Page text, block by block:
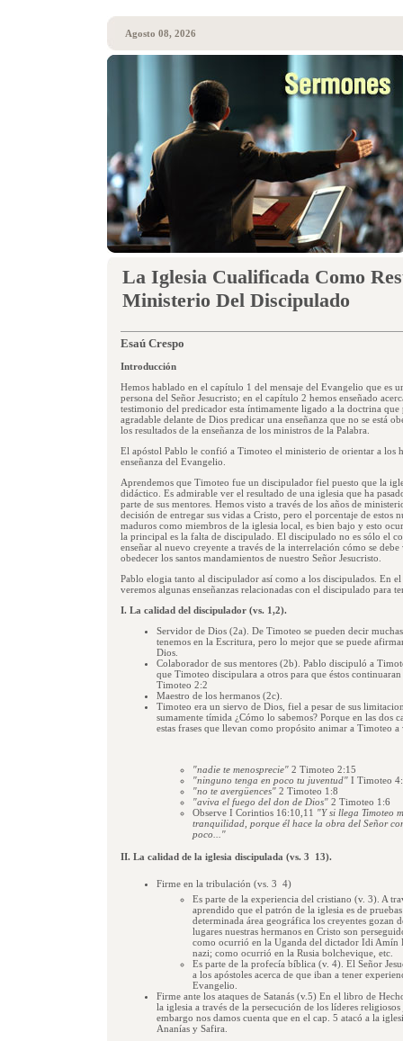
Agosto 08, 2026
La Iglesia Cualificada Como
Ministerio Del Discipulado
Esaú Crespo
Introducción
Hemos hablado en el capítulo 1 del mensaje del Evangelio que es
persona del Señor Jesucristo; en el capítulo 2 hemos enseñado
testimonio del predicador esta íntimamente ligado a la doctrina
agradable delante de Dios predicar una enseñanza que no se está
los resultados de la enseñanza de los ministros de la Palabra.
El apóstol Pablo le confió a Timoteo el ministerio de orientar a los
enseñanza del Evangelio.
Aprendemos que Timoteo fue un discipulador fiel puesto que la
didáctico. Es admirable ver el resultado de una iglesia que ha
parte de sus mentores. Hemos visto a través de los años de
decisión de entregar sus vidas a Cristo, pero el porcentaje de estos
maduros como miembros de la iglesia local, es bien bajo y esto
la principal es la falta de discipulado. El discipulado no es sólo el
enseñar al nuevo creyente a través de la interrelación cómo se
obedecer los santos mandamientos de nuestro Señor Jesucristo.
Pablo elogia tanto al discipulador así como a los discipulados. En
veremos algunas enseñanzas relacionadas con el discipulado para
I. La calidad del discipulador (vs. 1,2).
Servidor de Dios (2a). De Timoteo se pueden decir
tenemos en la Escritura, pero lo mejor que se puede
Dios.
Colaborador de sus mentores (2b). Pablo discipuló a
que Timoteo discipulara a otros para que éstos
Timoteo 2:2
Maestro de los hermanos (2c).
Timoteo era un siervo de Dios, fiel a pesar de sus
sumamente tímida ¿Cómo lo sabemos? Porque en las dos
estas frases que llevan como propósito animar a Timoteo
"nadie te menosprecie"2 Timoteo 2:15
"ninguno tenga en poco tu juventud"I Timoteo
"no te avergüences"2 Timoteo 1:8
"aviva el fuego del don de Dios"2 Timoteo 1:6
Observe I Corintios 16:10,11 "Y si llega Timoteo
tranquilidad, porque él hace la obra del Señor
poco..."
II. La calidad de la iglesia discipulada (vs. 3  13).
Firme en la tribulación (vs. 3  4)
Es parte de la experiencia del cristiano (v. 3). A
aprendido que el patrón de la iglesia es de
determinada área geográfica los creyentes gozan
lugares nuestras hermanos en Cristo son
como ocurrió en la Uganda del dictador Idi Amín
nazi; como ocurrió en la Rusia bolchevique, etc.
Es parte de la profecía bíblica (v. 4). El Señor
a los apóstoles acerca de que iban a tener
Evangelio.
Firme ante los ataques de Satanás (v.5) En el libro de
la iglesia a través de la persecución de los líderes
embargo nos damos cuenta que en el cap. 5 atacó a la
Ananías y Safira.